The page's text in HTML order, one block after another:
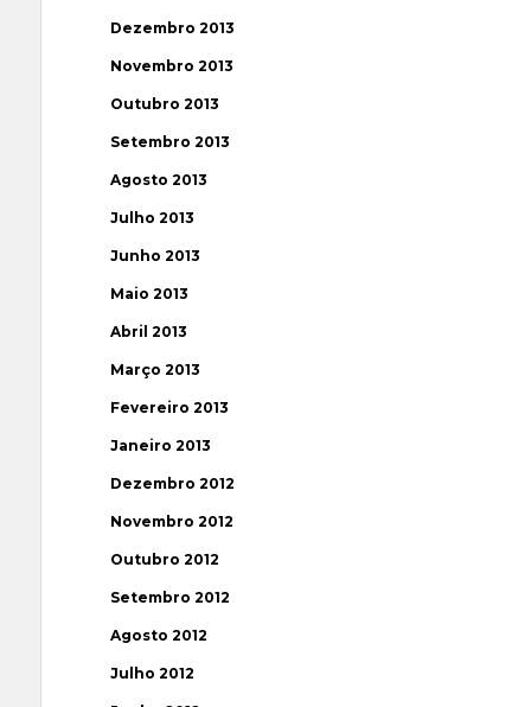
Dezembro 2013
Novembro 2013
Outubro 2013
Setembro 2013
Agosto 2013
Julho 2013
Junho 2013
Maio 2013
Abril 2013
Março 2013
Fevereiro 2013
Janeiro 2013
Dezembro 2012
Novembro 2012
Outubro 2012
Setembro 2012
Agosto 2012
Julho 2012